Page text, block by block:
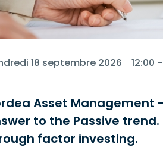
18 septembre 2026 12:00
Asset Management
to the Passive
factor investing.